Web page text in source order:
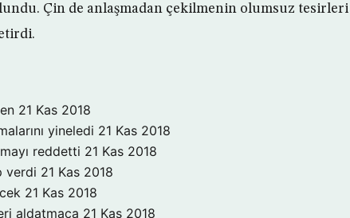
Çin de anlaşmadan çekilmenin olumsuz tesirleri
21 Kas 2018
yineledi 21 Kas 2018
reddetti 21 Kas 2018
verdi 21 Kas 2018
21 Kas 2018
aldatmaca 21 Kas 2018